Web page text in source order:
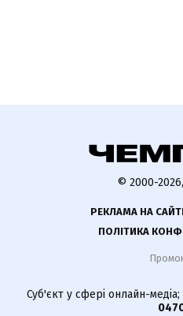
© 2000-
РЕКЛАМА НА
ПОЛІТИКА
Суб'єкт у сфері онлайн-медіа;